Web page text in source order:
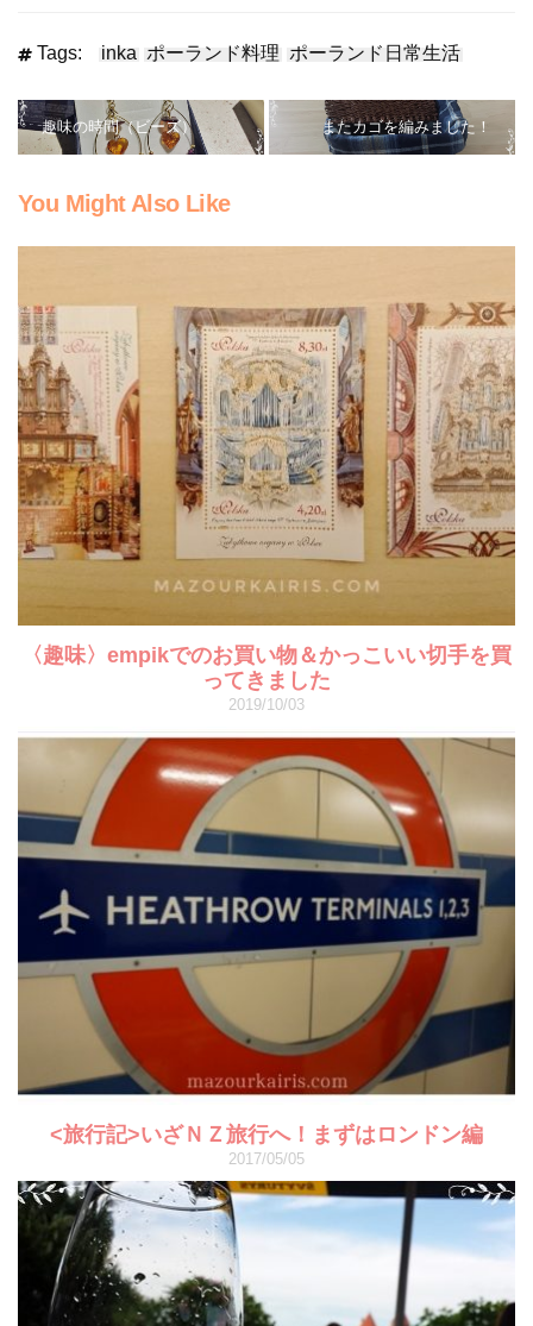
Tags: inka ポーランド料理 ポーランド日常生活
趣味の時間（ビーズ） またカゴを編みました！
You Might Also Like
〈趣味〉empikでのお買い物＆かっこいい切手を買
ってきました
2019/10/03
<旅行記>いざＮＺ旅行へ！まずはロンドン編
2017/05/05